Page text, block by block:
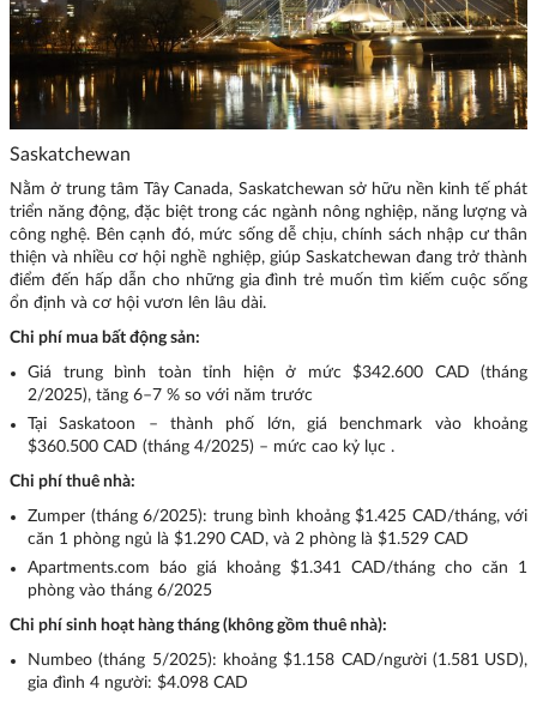
Saskatchewan
Nằm ở trung tâm Tây Canada, Saskatchewan sở hữu nền kinh tế phát
triển năng động, đặc biệt trong các ngành nông nghiệp, năng lượng và
công nghệ. Bên cạnh đó, mức sống dễ chịu, chính sách nhập cư thân
thiện và nhiều cơ hội nghề nghiệp, giúp Saskatchewan đang trở thành
điểm đến hấp dẫn cho những gia đình trẻ muốn tìm kiếm cuộc sống
ổn định và cơ hội vươn lên lâu dài.
Chi phí mua bất động sản:
Giá trung bình toàn tỉnh hiện ở mức $342.600 CAD (tháng
2/2025), tăng 6–7 % so với năm trước
Tại Saskatoon – thành phố lớn, giá benchmark vào khoảng
$360.500 CAD (tháng 4/2025) – mức cao kỷ lục .
Chi phí thuê nhà:
Zumper (tháng 6/2025): trung bình khoảng $1.425 CAD/tháng, với
căn 1 phòng ngủ là $1.290 CAD, và 2 phòng là $1.529 CAD
Apartments.com báo giá khoảng $1.341 CAD/tháng cho căn 1
phòng vào tháng 6/2025
Chi phí sinh hoạt hàng tháng (không gồm thuê nhà):
Numbeo (tháng 5/2025): khoảng $1.158 CAD/người (1.581 USD),
gia đình 4 người: $4.098 CAD